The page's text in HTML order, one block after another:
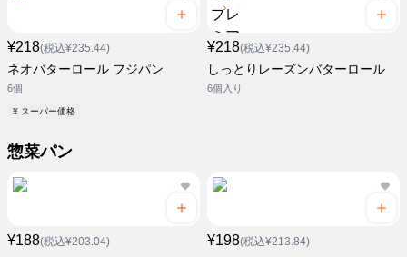
¥218(税込¥235.44)
ネオバターロール フジパン
6個
¥ スーパー価格
¥218(税込¥235.44)
しっとりレーズンバターロール
6個入り
惣菜パン
¥188(税込¥203.04) ¥198(税込¥213.84)